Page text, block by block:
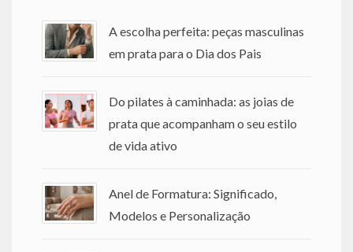
A escolha perfeita: peças masculinas
em prata para o Dia dos Pais
Do pilates à caminhada: as joias de
prata que acompanham o seu estilo
de vida ativo
Anel de Formatura: Significado,
Modelos e Personalização